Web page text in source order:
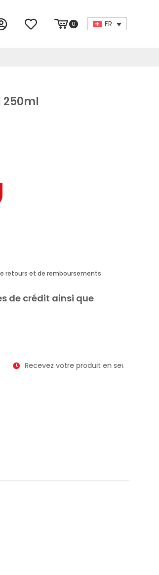
0 FR
250ml
retours et de remboursements
de crédit ainsi que
Recevez votre produit en seulement 2